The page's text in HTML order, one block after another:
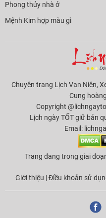
Phong thủy nhà ở
Mệnh Kim hợp màu gì
Chuyên trang Lịch Vạn Niên,
Cung
Copyright
Lịch ngày TỐT giữ bản
Email:
Trang đang trong giai
Giới thiệu |Điều khoản sử